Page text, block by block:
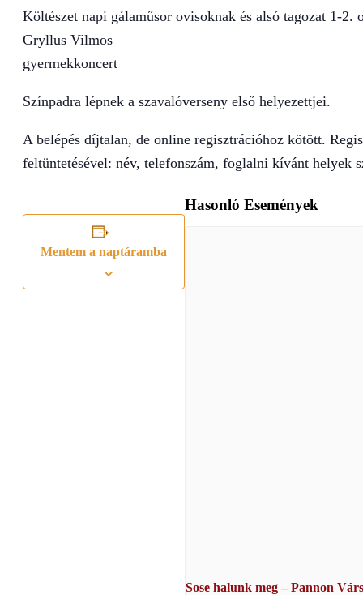
Költészet napi gálaműsor ovisoknak és alsó tagozat 1-2.
Gryllus Vilmos
gyermekkoncert
Színpadra lépnek a szavalóverseny első helyezettjei.
A belépés díjtalan, de online regisztrációhoz kötött.
feltüntetésével: név, telefonszám, foglalni kívánt helyek
Mentem a naptáramba
Hasonló Események
Sose halunk meg – Pannon